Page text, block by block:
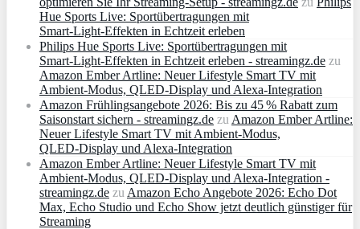
Hue Sports Live: Sportübertragungen mit
Smart‑Light‑Effekten in Echtzeit erleben
Philips Hue Sports Live: Sportübertragungen mit
Smart‑Light‑Effekten in Echtzeit erleben - streamingz.de zu
Amazon Ember Artline: Neuer Lifestyle Smart TV mit
Ambient‑Modus, QLED‑Display und Alexa‑Integration
Amazon Frühlingsangebote 2026: Bis zu 45 % Rabatt zum
Saisonstart sichern - streamingz.de zu Amazon Ember Artline:
Neuer Lifestyle Smart TV mit Ambient‑Modus,
QLED‑Display und Alexa‑Integration
Amazon Ember Artline: Neuer Lifestyle Smart TV mit
Ambient‑Modus, QLED‑Display und Alexa‑Integration -
streamingz.de zu Amazon Echo Angebote 2026: Echo Dot
Max, Echo Studio und Echo Show jetzt deutlich günstiger für
Streaming